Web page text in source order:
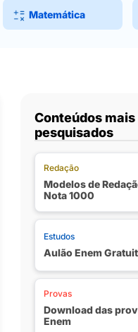
Matemática
Conteúdos mais
pesquisados
Redação
Modelos de
Nota 1000
Estudos
Aulão Enem
Provas
Download das
Enem